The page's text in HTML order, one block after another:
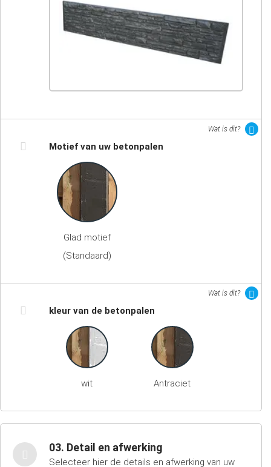
Wat is dit?
Motief van uw betonpalen
Glad motief
(Standaard)
Wat is dit?
kleur van de betonpalen
wit Antraciet
03. Detail en afwerking
Selecteer hier de details en afwerking van uw